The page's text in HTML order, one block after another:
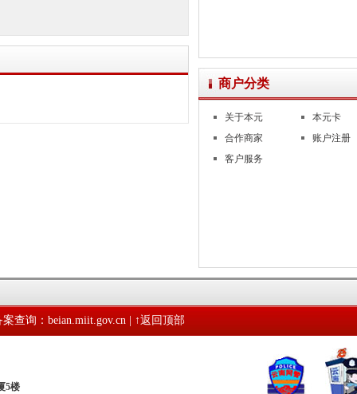
商户分类
关于本元
本元卡
合作商家
账户注册
客户服务
案查询：beian.miit.gov.cn| ↑返回顶部
5楼